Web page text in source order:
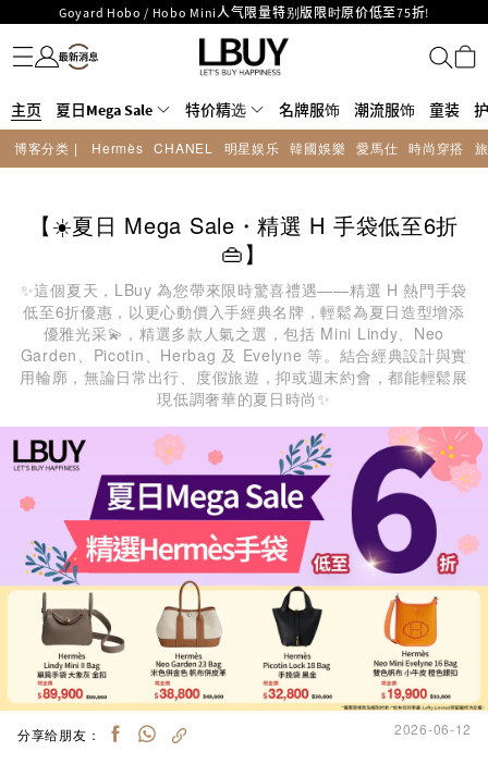
Goyard Hobo / Hobo Mini人气限量特别版限时原价低至75折!
LBuy呈献 - Hermès 及 Chanel 手袋及首饰低至6折，立即入手!
LBuy Nintendo Switch / Nintendo Switch 2 正规商品零售店登陆MOKO 4楼
重要通告：银行转帐及转数快付款注意事项
购物满HKD500即享免运费！
LBuy获香港知识产权署颁发2026《正版正货承诺》商标
名牌服饰
潮流服饰
童装
护肤美妆
香水香薰
个人护理
母婴护理
游戏及精品玩具
文仪用品
家居生活
电子产品
美食
医药保健
运动与户外用品
主页 夏日Mega Sale 特价精选 名牌服饰 潮流服饰 童装
博客分类 | Hermès CHANEL 明星娱乐 韓國娛樂 愛馬仕 時尚穿搭
【☀️夏日 Mega Sale・精選 H 手袋低至6折
👜】
✨這個夏天，LBuy 為您帶來限時驚喜禮遇——精選 H 熱門手袋
低至6折優惠，以更心動價入手經典名牌，輕鬆為夏日造型增添
優雅光采💫，精選多款人氣之選，包括 Mini Lindy、Neo
Garden、Picotin、Herbag 及 Evelyne 等。結合經典設計與實
用輪廓，無論日常出行、度假旅遊，抑或週末約會，都能輕鬆展
現低調奢華的夏日時尚✨
分享给朋友： 2026-06-12